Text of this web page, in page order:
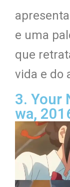
e uma
que
vida e do
3. Your
wa,